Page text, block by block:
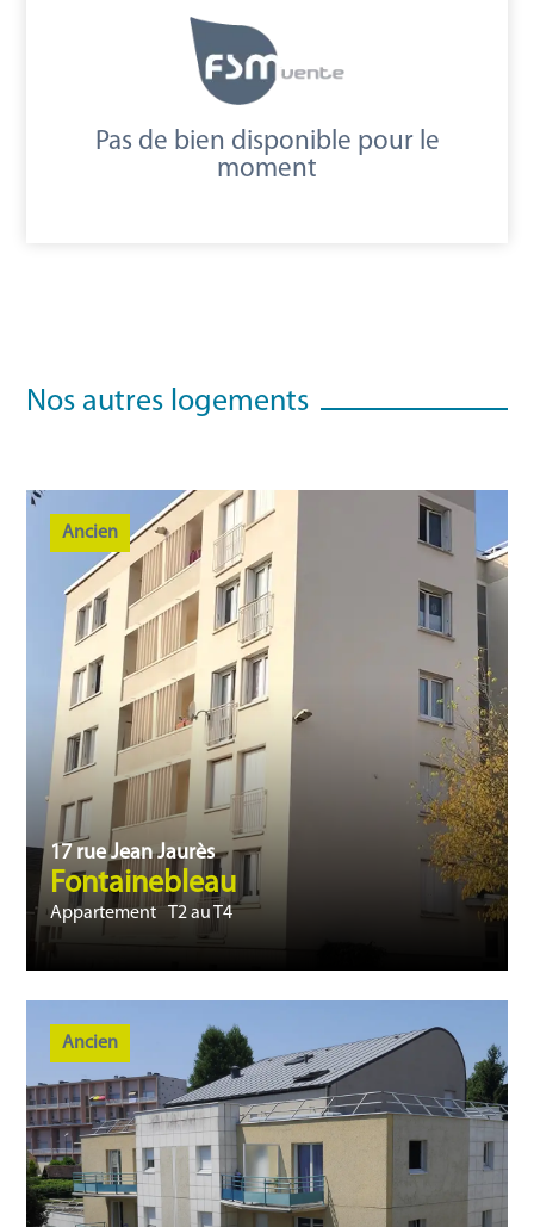
Pas de bien disponible pour le
moment
Nos autres logements
Ancien
17 rue Jean Jaurès
Fontainebleau
Appartement T2 au T4
Ancien